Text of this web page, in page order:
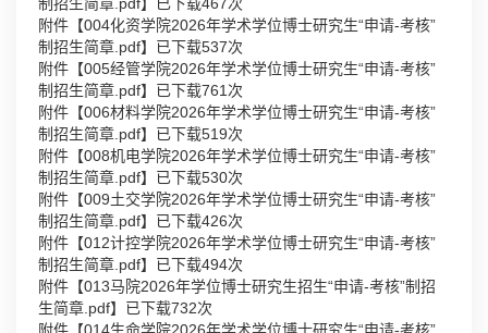
附件【004化资学院2026年学术学位博士研究生“申请-考核”
制招生简章.pdf】已下载537次
附件【005经管学院2026年学术学位博士研究生“申请-考核”
制招生简章.pdf】已下载761 次
附件【006材料学院2026年学术学位博士研究生“申请-考核”
制招生简章.pdf】已下载519次
附件【008机电学院2026年学术学位博士研究生“申请-考核”
制招生简章.pdf】已下载530次
附件【009土交学院2026年学术学位博士研究生“申请-考核”
制招生简章.pdf】已下载426次
附件【012计控学院2026年学术学位博士研究生“申请-考核”
制招生简章.pdf】已下载494次
附件【013马院2026年学位博士研究生招生“申请-考核”制招
生简章.pdf】已下载732次